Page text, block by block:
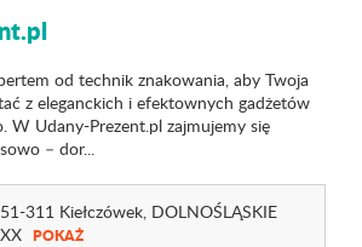
od technik znakowania, aby Twoja
z eleganckich i efektownych gadżetów
W Udany-Prezent.pl zajmujemy się
– dor...
311 Kiełczówek, DOLNOŚLĄSKIE
POKAŻ